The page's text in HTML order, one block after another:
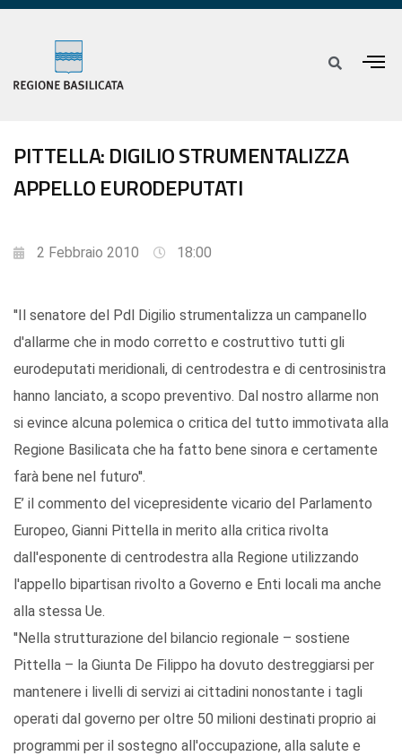
PITTELLA: DIGILIO STRUMENTALIZZA
APPELLO EURODEPUTATI
2 Febbraio 2010 18:00
''Il senatore del Pdl Digilio strumentalizza un campanello
d'allarme che in modo corretto e costruttivo tutti gli
eurodeputati meridionali, di centrodestra e di centrosinistra
hanno lanciato, a scopo preventivo. Dal nostro allarme non
si evince alcuna polemica o critica del tutto immotivata alla
Regione Basilicata che ha fatto bene sinora e certamente
farà bene nel futuro''.
E’ il commento del vicepresidente vicario del Parlamento
Europeo, Gianni Pittella in merito alla critica rivolta
dall'esponente di centrodestra alla Regione utilizzando
l'appello bipartisan rivolto a Governo e Enti locali ma anche
alla stessa Ue.
''Nella strutturazione del bilancio regionale – sostiene
Pittella – la Giunta De Filippo ha dovuto destreggiarsi per
mantenere i livelli di servizi ai cittadini nonostante i tagli
operati dal governo per oltre 50 milioni destinati proprio ai
programmi per il sostegno all'occupazione, alla salute e